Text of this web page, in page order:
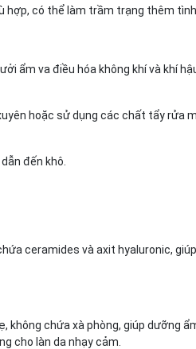
hợp, có thể làm trầm trạng thêm tình
ẩm va điều hóa không khí và khí
hoặc sử dụng các chất tẩy rửa
đến khô.
ceramides và axit hyaluronic,
chứa xà phòng, giúp dưỡng
cho làn da nhạy cảm.